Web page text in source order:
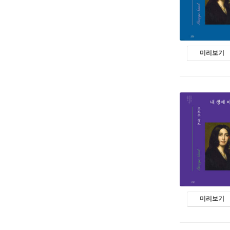
미리보기
미리보기